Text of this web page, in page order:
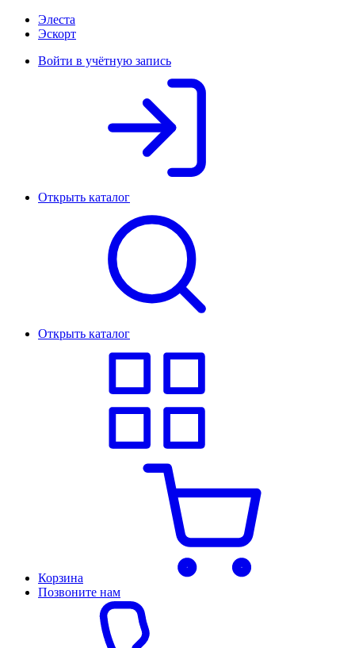
Элеста
Эскорт
Войти в учётную запись
Открыть каталог
Открыть каталог
Корзина
Позвоните нам